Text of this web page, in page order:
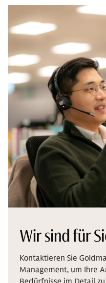
Wir sind für
Kontaktieren Sie
Management, um Ihre